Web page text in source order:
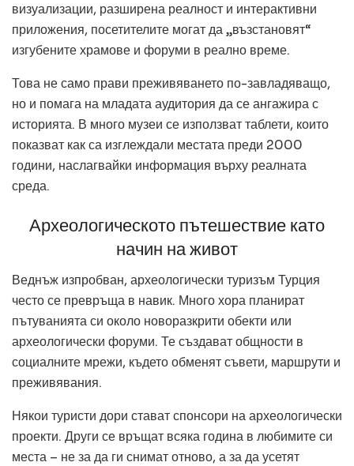
визуализации, разширена реалност и интерактивни
приложения, посетителите могат да „възстановят“
изгубените храмове и форуми в реално време.
Това не само прави преживяването по-завладяващо,
но и помага на младата аудитория да се ангажира с
историята. В много музеи се използват таблети, които
показват как са изглеждали местата преди 2000
години, наслагвайки информация върху реалната
среда.
Археологическото пътешествие като
начин на живот
Веднъж изпробван, археологически туризъм Турция
често се превръща в навик. Много хора планират
пътуванията си около новоразкрити обекти или
археологически форуми. Те създават общности в
социалните мрежи, където обменят съвети, маршрути и
преживявания.
Някои туристи дори стават спонсори на археологически
проекти. Други се връщат всяка година в любимите си
места – не за да ги снимат отново, а за да усетят